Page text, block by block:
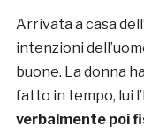
Arrivata a casa
intenzioni
buone. La donna
fatto in tempo, lui
verbalmente poi